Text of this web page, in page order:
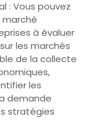
: Vous pouvez
marché
à évaluer
les marchés
de la collecte
les
demande
stratégies